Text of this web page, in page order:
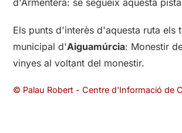
Els punts d'interès d'aquesta ruta els
municipal d'Aiguamúrcia: Monestir
vinyes al voltant del monestir.
© Palau Robert - Centre d'Informació de